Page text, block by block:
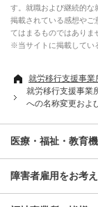
す。就職および継続的な
掲載されている感想やご
てはまるものではありま
※当サイトに掲載してい
就労移行支援事業
就労移行支援事業
への名称変更およ
医療・福祉・教育
障害者雇用をお考